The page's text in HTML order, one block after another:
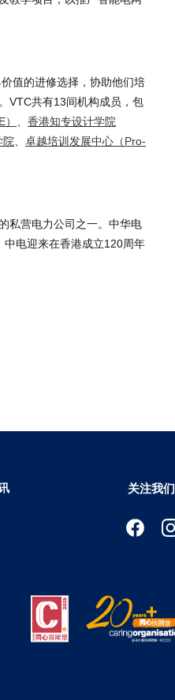
值的进修选择，协助他们培
VTC共有13间机构成员，包
香港知专设计学院
院
卓越培训发展中心（Pro-
私营电力公司之一。中华电
电迎来在香港成立120周年
关注我们